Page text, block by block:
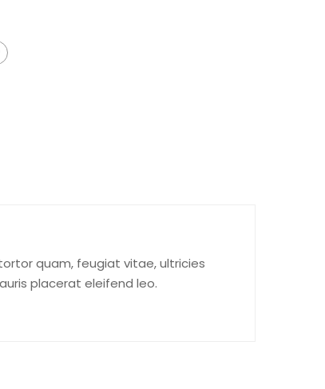
quam, feugiat vitae, ultricies
placerat eleifend leo.